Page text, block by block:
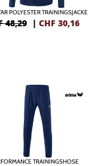
POLYESTER TRAININGSJACKE
48,29 | CHF 30,16
TRAININGSHOSE